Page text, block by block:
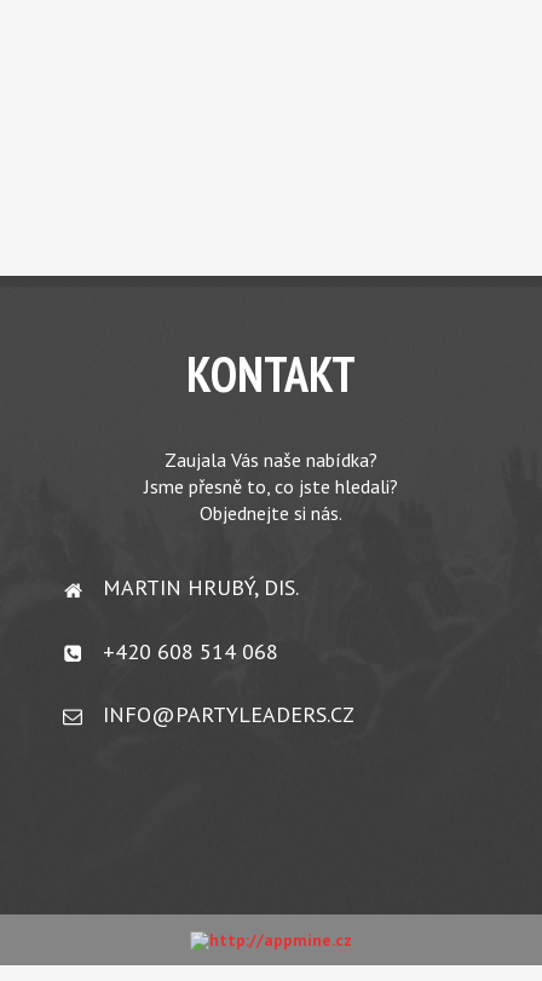
KONTAKT
Zaujala Vás naše nabídka?
Jsme přesně to, co jste hledali?
Objednejte si nás.
MARTIN HRUBÝ, DIS.
+420 608 514 068
INFO@PARTYLEADERS.CZ